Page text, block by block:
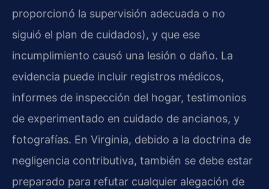
proporcionó la supervisión adecuada o no
siguió el plan de cuidados), y que ese
incumplimiento causó una lesión o daño. La
evidencia puede incluir registros médicos,
informes de inspección del hogar, testimonios
de experimentado en cuidado de ancianos, y
fotografías. En Virginia, debido a la doctrina de
negligencia contributiva, también se debe estar
preparado para refutar cualquier alegación de